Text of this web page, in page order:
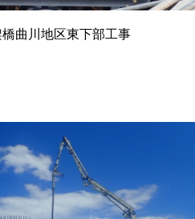
曲川地区東下部工事